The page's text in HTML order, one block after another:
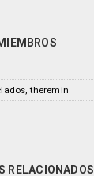
theremin
RELACIONADOS